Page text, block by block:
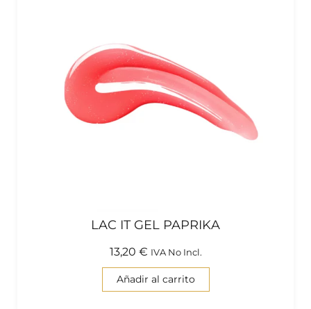
LAC IT GEL PAPRIKA
13,20 € IVA No Incl.
Añadir al carrito